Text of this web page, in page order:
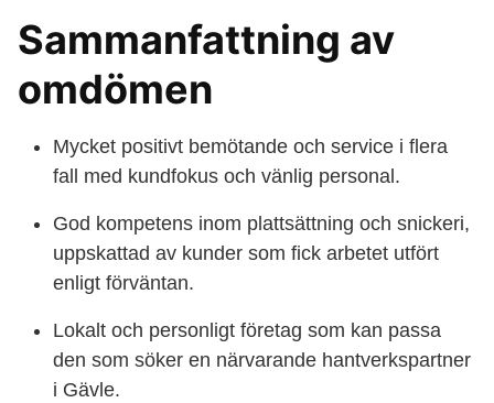
Sammanfattning av
omdömen
Mycket positivt bemötande och service i flera
fall med kundfokus och vänlig personal.
God kompetens inom plattsättning och snickeri,
uppskattad av kunder som fick arbetet utfört
enligt förväntan.
Lokalt och personligt företag som kan passa
den som söker en närvarande hantverkspartner
i Gävle.